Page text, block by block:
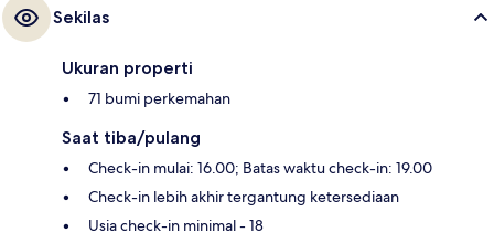
Sekilas
Ukuran properti
71 bumi perkemahan
Saat tiba/pulang
Check-in mulai: 16.00; Batas waktu check-in: 19.00
Check-in lebih akhir tergantung ketersediaan
Usia check-in minimal - 18